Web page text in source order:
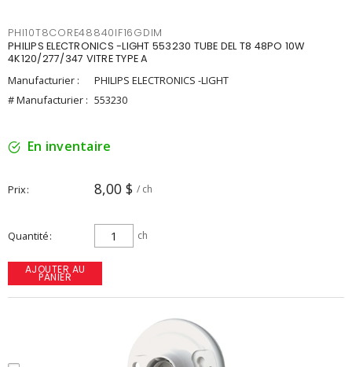
PHI10T8CORE48840IF16GDIM
PHILIPS ELECTRONICS -LIGHT 553230 TUBE DEL T8 48PO 10W
4K120/277/347 VITRE TYPE A
Manufacturier :
PHILIPS ELECTRONICS -LIGHT
# Manufacturier : 553230
En inventaire
Prix 8,00 $ / ch
Quantité ch
AJOUTER AU
PANIER